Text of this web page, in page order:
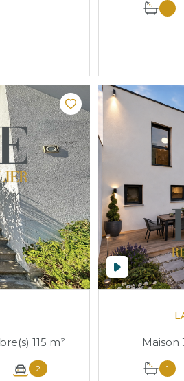
1
Appartement 5 pièce(s) 4 chambre(s) 115 m²
2 1